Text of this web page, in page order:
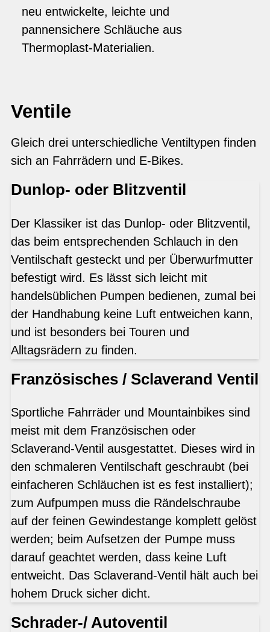
neu entwickelte, leichte und
pannensichere Schläuche aus
Thermoplast-Materialien.
Ventile
Gleich drei unterschiedliche Ventiltypen finden
sich an Fahrrädern und E-Bikes.
Dunlop- oder Blitzventil
Der Klassiker ist das Dunlop- oder Blitzventil,
das beim entsprechenden Schlauch in den
Ventilschaft gesteckt und per Überwurfmutter
befestigt wird. Es lässt sich leicht mit
handelsüblichen Pumpen bedienen, zumal bei
der Handhabung keine Luft entweichen kann,
und ist besonders bei Touren und
Alltagsrädern zu finden.
Französisches / Sclaverand Ventil
Sportliche Fahrräder und Mountainbikes sind
meist mit dem Französischen oder
Sclaverand-Ventil ausgestattet. Dieses wird in
den schmaleren Ventilschaft geschraubt (bei
einfacheren Schläuchen ist es fest installiert);
zum Aufpumpen muss die Rändelschraube
auf der feinen Gewindestange komplett gelöst
werden; beim Aufsetzen der Pumpe muss
darauf geachtet werden, dass keine Luft
entweicht. Das Sclaverand-Ventil hält auch bei
hohem Druck sicher dicht.
Schrader-/ Autoventil